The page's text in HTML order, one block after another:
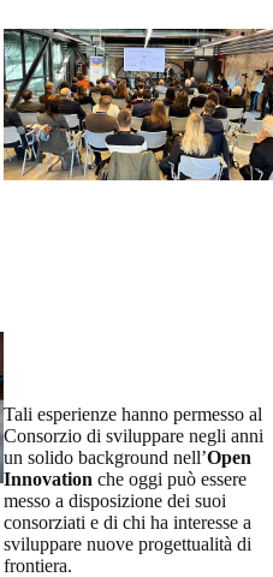
Tali esperienze hanno permesso al
Consorzio di sviluppare negli anni
un solido background nell’Open
Innovation che oggi può essere
messo a disposizione dei suoi
consorziati e di chi ha interesse a
sviluppare nuove progettualità di
frontiera.